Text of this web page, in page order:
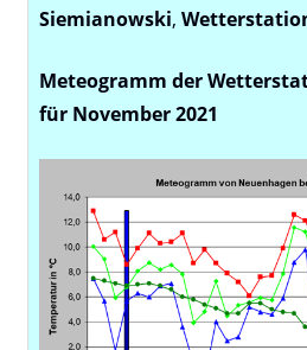
Siemianowski,
Meteogramm der
für November 2021